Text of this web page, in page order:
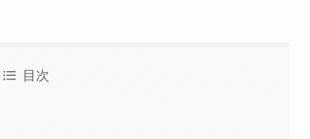
目次